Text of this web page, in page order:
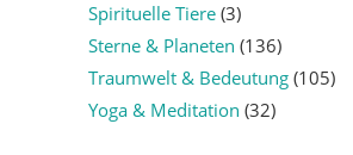
Spirituelle Tiere(3)
Sterne & Planeten (136)
Traumwelt & Bedeutung(105)
Yoga & Meditation (32)